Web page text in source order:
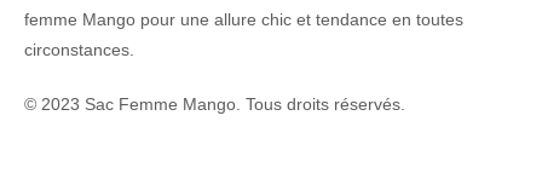
femme Mango pour une allure chic et tendance en toutes
circonstances.
© 2023 Sac Femme Mango. Tous droits réservés.